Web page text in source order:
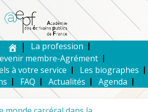
La profession
membre-Agrément
à votre service
Les biographes
FAQ Actualités Agenda